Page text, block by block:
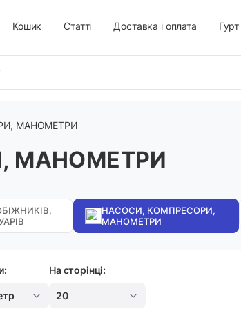
Кошик Статті Доставка і оплата Гурт
МАНОМЕТРИ
МАНОМЕТРИ
НАСОСИ, КОМПРЕСОРИ,
МАНОМЕТРИ
На сторінці:
20